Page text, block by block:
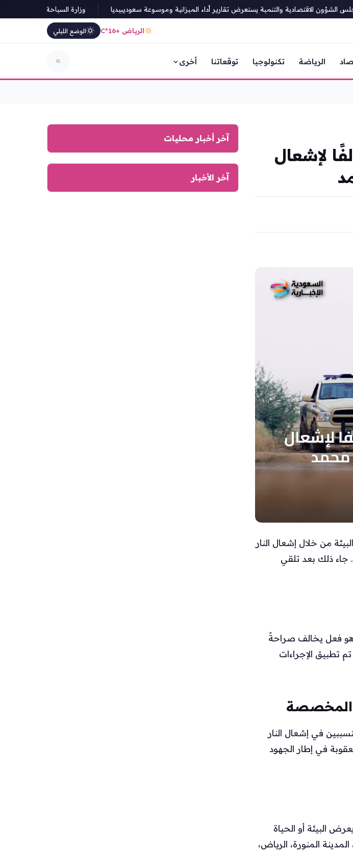
الاقتصادية والتنمية يستعرض تقارير أداء الميزانية وموسوعة سعوديبيديا وزارة السياحة السعودية تطلق
الرياض +16°C الوضع الليلي
الرياضة تكنولوجيا توقعاتنا أخرى
لإشعال
من خلال إشعال النار
ذلك بعد تلقي
فعل يخالف صراحةً
تطبيق الإجراءات
المخصصة
في إشعال النار
في إطار الجهود
البيئة أو الحياة
مناطق مكة المكرمة، المدينة المنورة، الرياض،
آخر أخبار محليات
آخر الأخبار